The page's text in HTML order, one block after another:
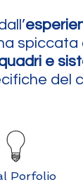
e
del
Porfolio